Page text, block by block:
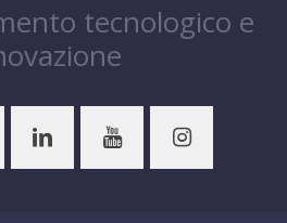
tecnologico e